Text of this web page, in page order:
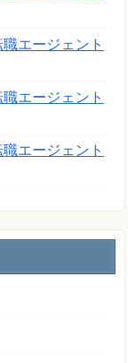
エージェント
エージェント
エージェント